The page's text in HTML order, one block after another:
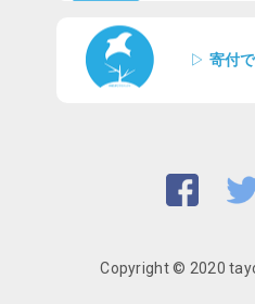
▷ 寄付
Copyright © 2020